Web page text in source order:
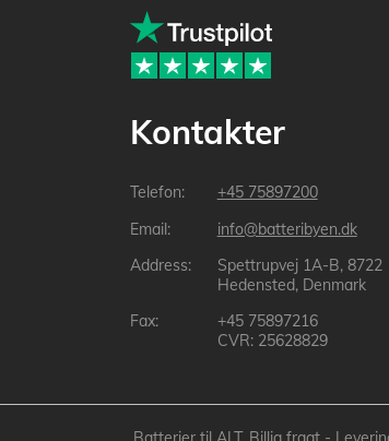
Kontakter
+45 75897200
info@batteribyen.dk
Spettrupvej 1A-B, 8722
Hedensted, Denmark
+45 75897216
CVR: 25628829